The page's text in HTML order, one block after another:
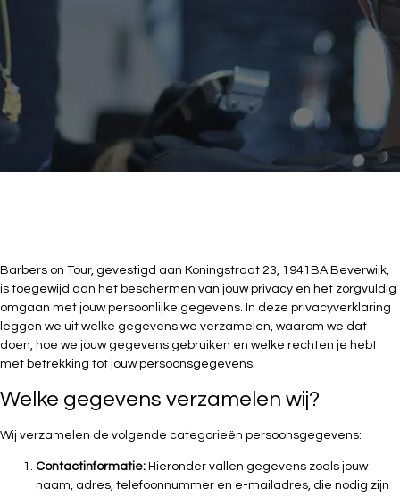
Barbers on Tour, gevestigd aan Koningstraat 23, 1941BA Beverwijk,
is toegewijd aan het beschermen van jouw privacy en het zorgvuldig
omgaan met jouw persoonlijke gegevens. In deze privacyverklaring
leggen we uit welke gegevens we verzamelen, waarom we dat
doen, hoe we jouw gegevens gebruiken en welke rechten je hebt
met betrekking tot jouw persoonsgegevens.
Welke gegevens verzamelen wij?
Wij verzamelen de volgende categorieën persoonsgegevens:
Contactinformatie: Hieronder vallen gegevens zoals jouw
naam, adres, telefoonnummer en e-mailadres, die nodig zijn